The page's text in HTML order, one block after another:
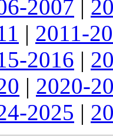
2007 |
| 2011-
2016 |
| 2020-
2025 |